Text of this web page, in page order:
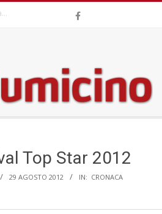
Top Star 2012
29 AGOSTO 2012 IN: CRONACA